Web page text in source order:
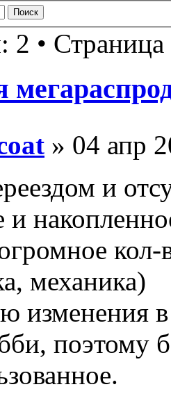
• Страница
» 04 апр
и
и
механика)
изменения
поэтому